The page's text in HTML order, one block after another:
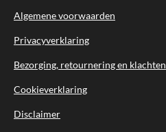
Algemene voorwaarden
Privacyverklaring
Bezorging, retournering en klachten
Cookieverklaring
Disclaimer